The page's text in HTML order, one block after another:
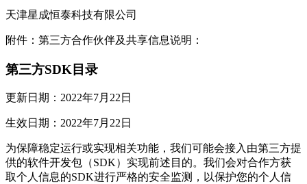
天津星成恒泰科技有限公司
附件：第三方合作伙伴及共享信息说明：
第三方SDK目录
更新日期：2022年7月22日
生效日期：2022年7月22日
为保障稳定运行或实现相关功能，我们可能会接入由第三方提
供的软件开发包（SDK）实现前述目的。我们会对合作方获
取个人信息的SDK进行严格的安全监测，以保护您的个人信